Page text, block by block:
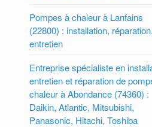
Pompes à chaleur à Lanfains
(22800) : installation, réparation,
entretien
Entreprise spécialiste en
entretien et réparation de
chaleur à Abondance (74360) :
Daikin, Atlantic, Mitsubishi,
Panasonic, Hitachi, Toshiba